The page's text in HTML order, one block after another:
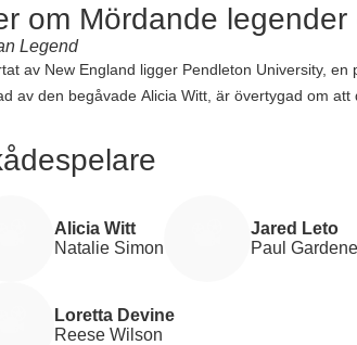
om Mördande legender
Legend
av New England ligger Pendleton University,
av den begåvade Alicia Witt, är övertygad om
själv kan vara nästa måltavla. Jared Leto och
till filmens spännande atmosfär. Regisserad av
tittaren på kanten av sin plats från början till slut.
Alicia Witt
Natalie Simon
Jared Leto
Paul
Loretta Devine
Reese Wilson